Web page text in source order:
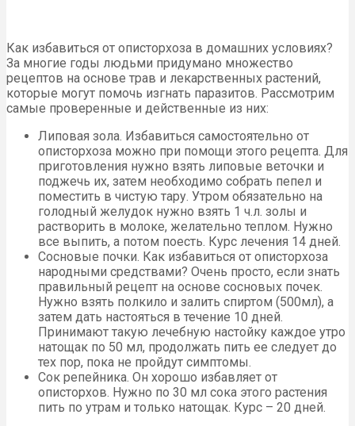
Как избавиться от описторхоза в домашних условиях?
За многие годы людьми придумано множество
рецептов на основе трав и лекарственных растений,
которые могут помочь изгнать паразитов. Рассмотрим
самые проверенные и действенные из них:
Липовая зола. Избавиться самостоятельно от
описторхоза можно при помощи этого рецепта. Для
приготовления нужно взять липовые веточки и
поджечь их, затем необходимо собрать пепел и
поместить в чистую тару. Утром обязательно на
голодный желудок нужно взять 1 ч.л. золы и
растворить в молоке, желательно теплом. Нужно
все выпить, а потом поесть. Курс лечения 14 дней.
Сосновые почки. Как избавиться от описторхоза
народными средствами? Очень просто, если знать
правильный рецепт на основе сосновых почек.
Нужно взять полкило и залить спиртом (500мл), а
затем дать настояться в течение 10 дней.
Принимают такую лечебную настойку каждое утро
натощак по 50 мл, продолжать пить ее следует до
тех пор, пока не пройдут симптомы.
Сок репейника. Он хорошо избавляет от
описторхов. Нужно по 30 мл сока этого растения
пить по утрам и только натощак. Курс – 20 дней.